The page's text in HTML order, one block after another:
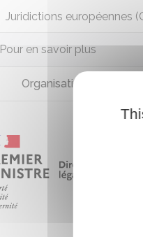
Juridictions européennes
Pour en savoir plus
Organisation de la